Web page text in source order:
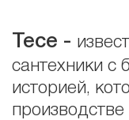
Tece -
сантехники с
историей,
производстве